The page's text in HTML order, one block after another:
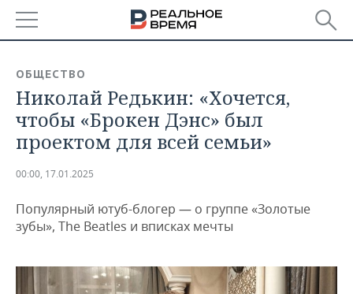
БАШКОРТОСТАН
ТАТАРСТАН
НОВОСТИ
АНАЛИТИКА
ДЕКЛАРАЦИИ О ДОХОДАХ
КОРОЛИ ГОСЗАКАЗА ПФО
ВУЗЫ ТАТАРСТАНА
НОВОСТИ ЭКОНОМИКИ
ФИНАНСЫ
БАНКИ
ПРОМЫШЛЕННОСТЬ
НОВОСТИ
АГРОПРОМ
НЕДВИЖИМОСТЬ
НОВОСТИ НЕДВИЖИМОСТИ
АВТО
ОБЩЕСТВО
Николай Редькин: «Хочется,
чтобы «Брокен Дэнс» был
проектом для всей семьи»
00:00, 17.01.2025
Популярный ютуб-блогер — о группе «Золотые
зубы», The Beatles и вписках мечты